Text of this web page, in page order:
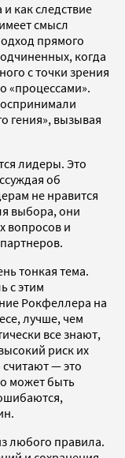
как следствие
смысл
прямого
когда
с точки зрения
«процессами».
гения», вызывая
лидеры. Это
об
не нравится
выбора, они
вопросов и
тонкая тема.
с этим
Рокфеллера на
лучше, чем
все знают,
риск их
— это
может быть
любого правила.